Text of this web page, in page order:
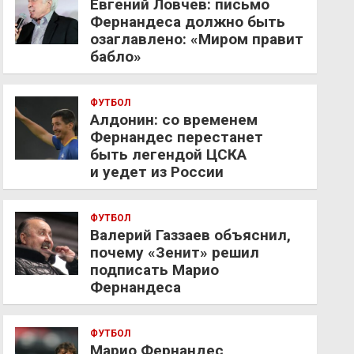
Евгений Ловчев: письмо
Фернандеса должно быть
озаглавлено: «Миром правит
бабло»
ФУТБОЛ
Алдонин: со временем
Фернандес перестанет
быть легендой ЦСКА
и уедет из России
ФУТБОЛ
Валерий Газзаев объяснил,
почему «Зенит» решил
подписать Марио
Фернандеса
ФУТБОЛ